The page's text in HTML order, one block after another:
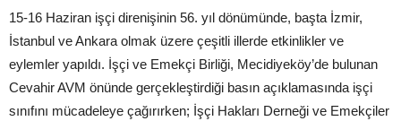
15-16 Haziran işçi direnişinin 56. yıl dönümünde, başta İzmir,
İstanbul ve Ankara olmak üzere çeşitli illerde etkinlikler ve
eylemler yapıldı. İşçi ve Emekçi Birliği, Mecidiyeköy’de bulunan
Cevahir AVM önünde gerçekleştirdiği basın açıklamasında işçi
sınıfını mücadeleye çağırırken; İşçi Hakları Derneği ve Emekçiler